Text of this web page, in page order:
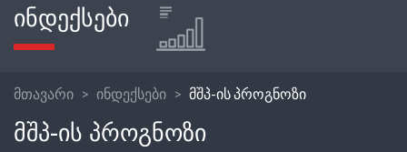
ᲘᲜᲓᲔᲥᲡᲔᲑᲘ
მთავარი ინდექსები მშპ-ის პროგნოზი
ᲛᲨᲞ-ᲘᲡ ᲞᲠᲝᲒᲜᲝᲖᲘ